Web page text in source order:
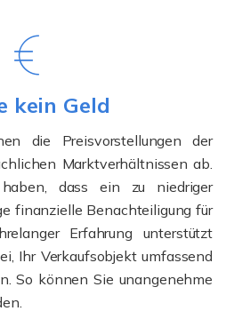
kein Geld
die Preisvorstellungen der
Marktverhältnissen ab.
dass ein zu niedriger
finanzielle Benachteiligung für
Erfahrung unterstützt
Ihr Verkaufsobjekt umfassend
So können Sie unangenehme